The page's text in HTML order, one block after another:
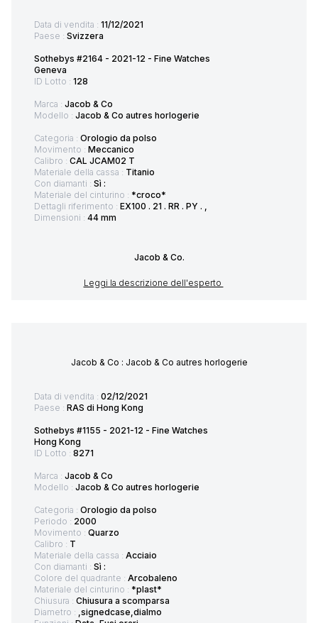
Data di vendita : 11/12/2021
Paese : Svizzera
Sothebys #2164 - 2021-12 - Fine Watches
Geneva
ID Lotto : 128
Marca : Jacob & Co
Modello : Jacob & Co autres horlogerie
Categoria : Orologio da polso
Movimento : Meccanico
Calibro : CAL JCAM02 T
Materiale della cassa : Titanio
Con diamanti : Sì :
Materiale del cinturino : *croco*
Dettagli riferimento : EX100 . 21 . RR . PY . ,
Dimensioni : 44 mm
Jacob & Co.
Leggi la descrizione dell'esperto
Jacob & Co : Jacob & Co autres horlogerie
Data di vendita : 02/12/2021
Paese : RAS di Hong Kong
Sothebys #1155 - 2021-12 - Fine Watches
Hong Kong
ID Lotto : 8271
Marca : Jacob & Co
Modello : Jacob & Co autres horlogerie
Categoria : Orologio da polso
Periodo : 2000
Movimento : Quarzo
Calibro : T
Materiale della cassa : Acciaio
Con diamanti : Sì :
Colore del quadrante : Arcobaleno
Materiale del cinturino : *plast*
Chiusura : Chiusura a scomparsa
Diametro : ,signedcase,dialmo